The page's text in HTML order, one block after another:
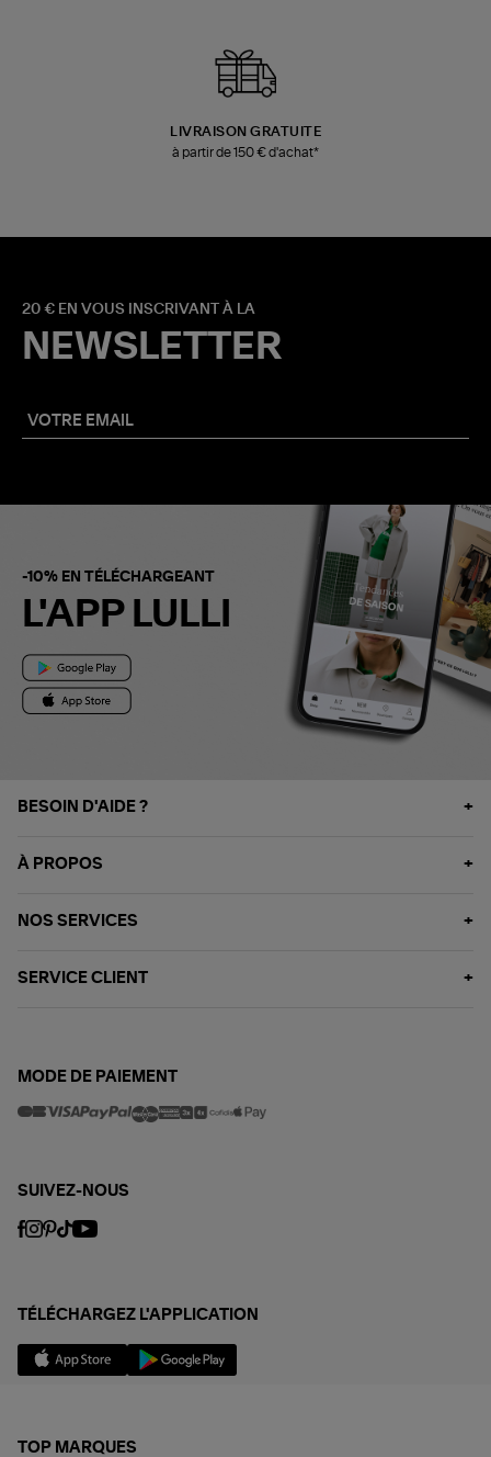
LIVRAISON GRATUITE
à partir de 150 € d'achat*
20 € EN VOUS INSCRIVANT À LA
NEWSLETTER
-10% EN TÉLÉCHARGEANT
L'APP LULLI
BESOIN D'AIDE ?
À PROPOS
NOS SERVICES
SERVICE CLIENT
MODE DE PAIEMENT
SUIVEZ-NOUS
TÉLÉCHARGEZ L'APPLICATION
TOP MARQUES